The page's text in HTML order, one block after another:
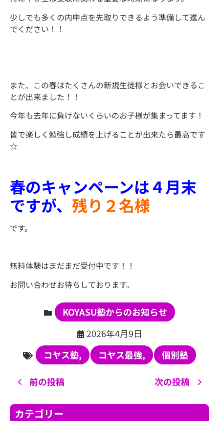
少しでも多くの内申点を先取りできるよう準備して進ん
でください！！
また、この春はたくさんの新規生徒様とお会いできるこ
とが出来ました！！
今年も去年に負けないくらいのお子様が集まってます！
皆で楽しく勉強し成績を上げることが出来たら最高です
☆
春のキャンペーンは４月末
ですが、 残り２名様
です。
無料体験はまだまだ受付中です！！
お問い合わせお待ちしております。
KOYASU塾からのお知らせ
2026年4月9日
コヤス塾, コヤス最強, 個別塾
前の投稿 次の投稿
カテゴリー